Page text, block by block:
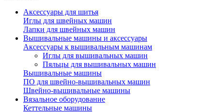
Аксессуары для шитья
Иглы для швейных машин
Лапки для швейных машин
Вышивальные машины и аксессуары
Аксессуары к вышивальным машинам
Иглы для вышивальных машин
Пяльцы для вышивальных машин
Вышивальные машины
ПО для швейно-вышивальных машин
Швейно-вышивальные машины
Вязальное оборудование
Кеттельные машины